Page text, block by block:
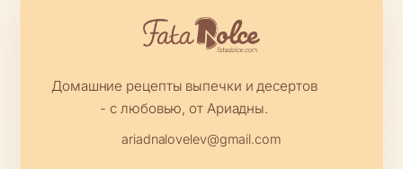
Домашние рецепты выпечки и десертов
- с любовью, от Ариадны.
ariadnalovelev@gmail.com